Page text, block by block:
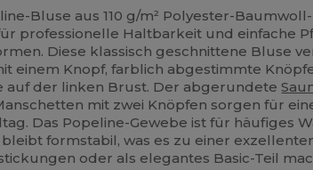
Bluse aus 110 g/m² Polyester-Baumwoll-
professionelle Haltbarkeit und einfache
Diese klassisch geschnittene Bluse
einem Knopf, farblich abgestimmte
auf der linken Brust. Der abgerundete
mit zwei Knöpfen sorgen für
Das Popeline-Gewebe ist für häufiges
formstabil, was es zu einer
oder als elegantes Basic-Teil